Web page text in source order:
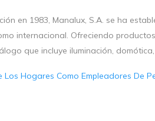
en 1983, Manalux, S.A. se ha
internacional. Ofreciendo
que incluye iluminación,
Los Hogares Como Empleadores De